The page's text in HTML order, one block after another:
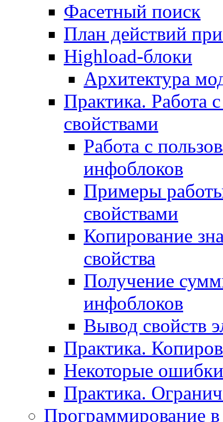
Фасетный поиск
План действий
Highload-блоки
Архитектура
Практика. Работа
свойствами
Работа с
инфоблоков
Примеры
свойствами
Копирование
свойства
Получение
инфоблоков
Вывод свойств
Практика.
Некоторые
Практика.
Программирование